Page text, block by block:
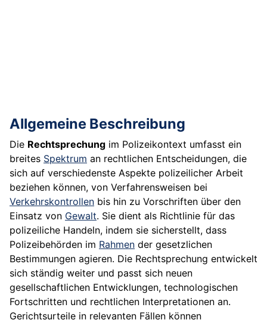
Allgemeine Beschreibung
Die Rechtsprechung im Polizeikontext umfasst ein
breites Spektrum an rechtlichen Entscheidungen, die
sich auf verschiedenste Aspekte polizeilicher Arbeit
beziehen können, von Verfahrensweisen bei
Verkehrskontrollen bis hin zu Vorschriften über den
Einsatz von Gewalt. Sie dient als Richtlinie für das
polizeiliche Handeln, indem sie sicherstellt, dass
Polizeibehörden im Rahmen der gesetzlichen
Bestimmungen agieren. Die Rechtsprechung entwickelt
sich ständig weiter und passt sich neuen
gesellschaftlichen Entwicklungen, technologischen
Fortschritten und rechtlichen Interpretationen an.
Gerichtsurteile in relevanten Fällen können